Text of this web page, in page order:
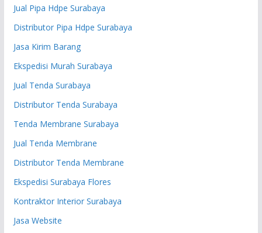
Jual Pipa Hdpe Surabaya
Distributor Pipa Hdpe Surabaya
Jasa Kirim Barang
Ekspedisi Murah Surabaya
Jual Tenda Surabaya
Distributor Tenda Surabaya
Tenda Membrane Surabaya
Jual Tenda Membrane
Distributor Tenda Membrane
Ekspedisi Surabaya Flores
Kontraktor Interior Surabaya
Jasa Website